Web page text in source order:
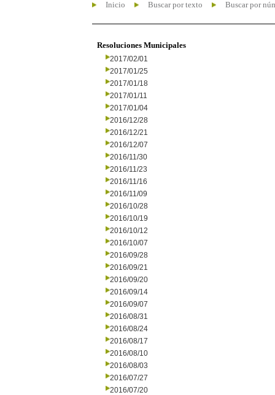
Inicio Buscar por texto Buscar por
Resoluciones Municipales
2017/02/01
2017/01/25
2017/01/18
2017/01/11
2017/01/04
2016/12/28
2016/12/21
2016/12/07
2016/11/30
2016/11/23
2016/11/16
2016/11/09
2016/10/28
2016/10/19
2016/10/12
2016/10/07
2016/09/28
2016/09/21
2016/09/20
2016/09/14
2016/09/07
2016/08/31
2016/08/24
2016/08/17
2016/08/10
2016/08/03
2016/07/27
2016/07/20